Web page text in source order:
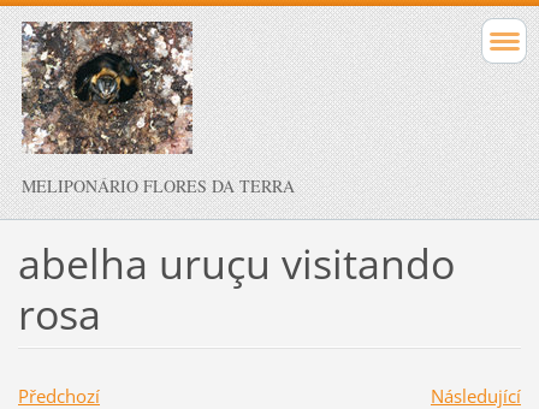
MELIPONÁRIO FLORES DA TERRA
abelha uruçu visitando
rosa
Předchozí
Následující